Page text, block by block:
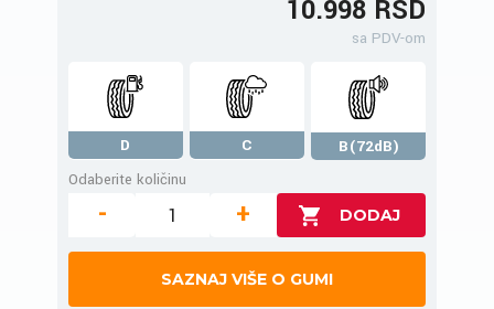
10.998 RSD
sa PDV-om
D C
B(72dB)
Odaberite količinu
- +
SAZNAJ VIŠE O GUMI